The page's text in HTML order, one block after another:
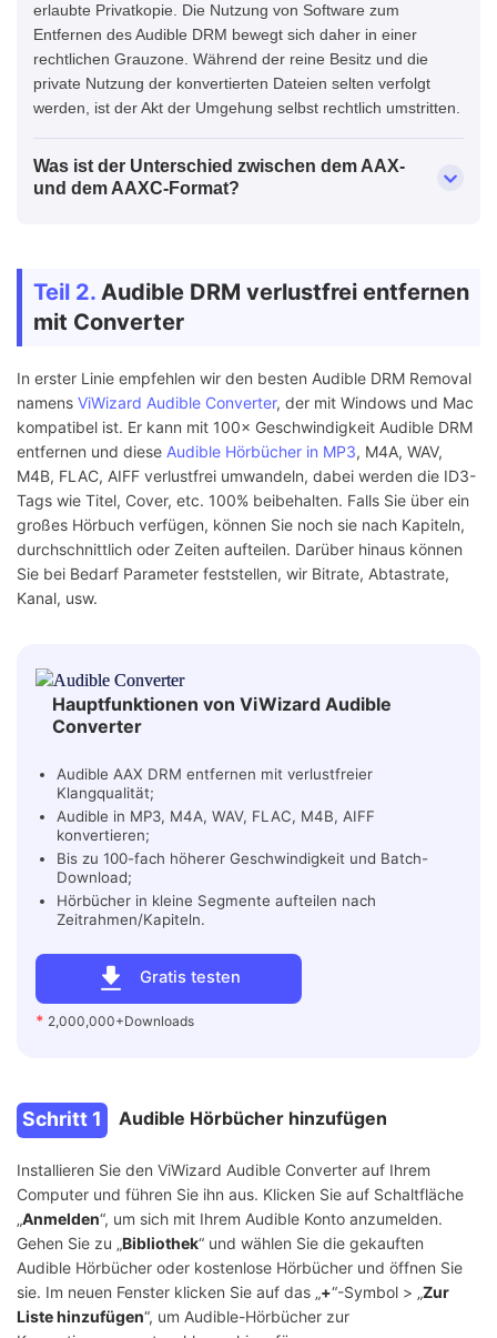
erlaubte Privatkopie. Die Nutzung von Software zum
Entfernen des Audible DRM bewegt sich daher in einer
rechtlichen Grauzone. Während der reine Besitz und die
private Nutzung der konvertierten Dateien selten verfolgt
werden, ist der Akt der Umgehung selbst rechtlich umstritten.
Was ist der Unterschied zwischen dem AAX-
und dem AAXC-Format?
Teil 2. Audible DRM verlustfrei entfernen
mit Converter
In erster Linie empfehlen wir den besten Audible DRM Removal
namens ViWizard Audible Converter, der mit Windows und Mac
kompatibel ist. Er kann mit 100× Geschwindigkeit Audible DRM
entfernen und diese Audible Hörbücher in MP3, M4A, WAV,
M4B, FLAC, AIFF verlustfrei umwandeln, dabei werden die ID3-
Tags wie Titel, Cover, etc. 100% beibehalten. Falls Sie über ein
großes Hörbuch verfügen, können Sie noch sie nach Kapiteln,
durchschnittlich oder Zeiten aufteilen. Darüber hinaus können
Sie bei Bedarf Parameter feststellen, wir Bitrate, Abtastrate,
Kanal, usw.
Hauptfunktionen von ViWizard Audible
Converter
Gratis testen
* 2,000,000+Downloads
Audible AAX DRM entfernen mit verlustfreier
Klangqualität;
Audible in MP3, M4A, WAV, FLAC, M4B, AIFF
konvertieren;
Bis zu 100-fach höherer Geschwindigkeit und Batch-
Download;
Hörbücher in kleine Segmente aufteilen nach
Zeitrahmen/Kapiteln.
Schritt 1 Audible Hörbücher hinzufügen
Installieren Sie den ViWizard Audible Converter auf Ihrem
Computer und führen Sie ihn aus. Klicken Sie auf Schaltfläche
„Anmelden“, um sich mit Ihrem Audible Konto anzumelden.
Gehen Sie zu „Bibliothek“ und wählen Sie die gekauften
Audible Hörbücher oder kostenlose Hörbücher und öffnen Sie
sie. Im neuen Fenster klicken Sie auf das „+“-Symbol > „Zur
Liste hinzufügen“, um Audible-Hörbücher zur